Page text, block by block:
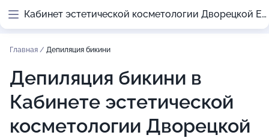
Кабинет эстетической косметологии Дворецкой Екатерины
Главная / Депиляция бикини
Депиляция бикини в
Кабинете эстетической
косметологии Дворецкой